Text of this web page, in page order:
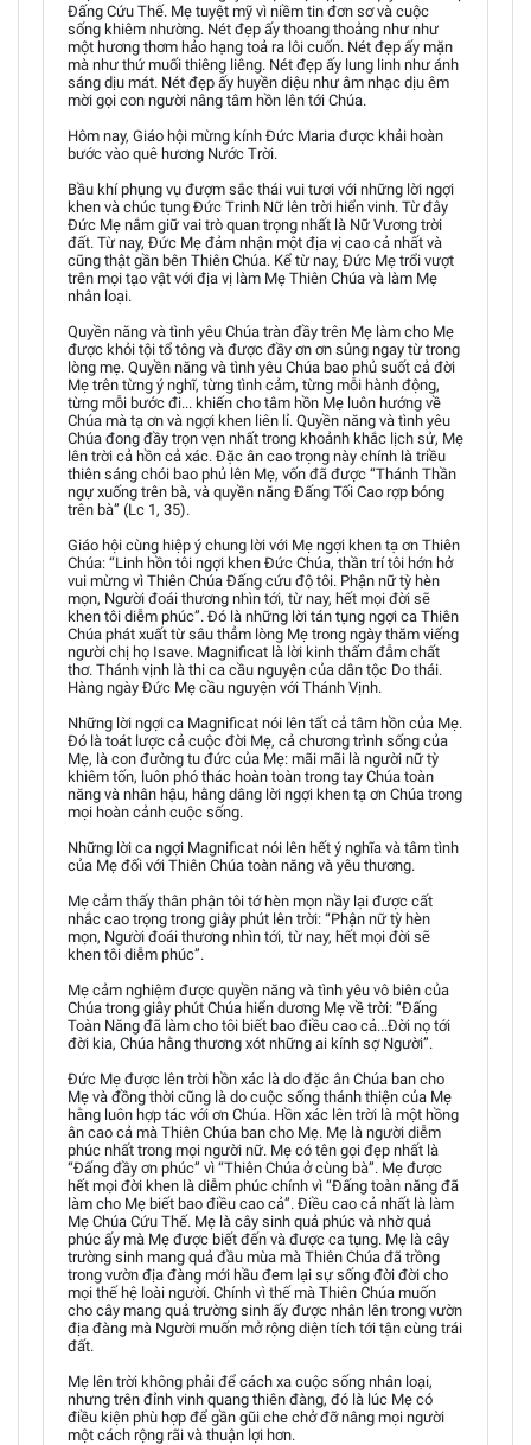
Đấng Cứu Thế. Mẹ tuyệt mỹ vì niềm tin đơn sơ và cuộc
sống khiêm nhường. Nét đẹp ấy thoang thoảng như như
một hương thơm hảo hạng toả ra lôi cuốn. Nét đẹp ấy mặn
mà như thứ muối thiêng liêng. Nét đẹp ấy lung linh như ánh
sáng dịu mát. Nét đẹp ấy huyền diệu như âm nhạc dịu êm
mời gọi con người nâng tâm hồn lên tới Chúa.
Hôm nay, Giáo hội mừng kính Đức Maria được khải hoàn
bước vào quê hương Nước Trời.
Bầu khí phụng vụ đượm sắc thái vui tươi với những lời ngợi
khen và chúc tụng Đức Trinh Nữ lên trời hiển vinh. Từ đây
Đức Mẹ nắm giữ vai trò quan trọng nhất là Nữ Vương trời
đất. Từ nay, Đức Mẹ đảm nhận một địa vị cao cả nhất và
cũng thật gần bên Thiên Chúa. Kể từ nay, Đức Mẹ trổi vượt
trên mọi tạo vật với địa vị làm Mẹ Thiên Chúa và làm Mẹ
nhân loại.
Quyền năng và tình yêu Chúa tràn đầy trên Mẹ làm cho Mẹ
được khỏi tội tổ tông và được đầy ơn ơn sủng ngay từ trong
lòng mẹ. Quyền năng và tình yêu Chúa bao phủ suốt cả đời
Mẹ trên từng ý nghĩ, từng tình cảm, từng mỗi hành động,
từng mỗi bước đi... khiến cho tâm hồn Mẹ luôn hướng về
Chúa mà tạ ơn và ngợi khen liên lỉ. Quyền năng và tình yêu
Chúa đong đầy trọn vẹn nhất trong khoảnh khắc lịch sử, Mẹ
lên trời cả hồn cả xác. Đặc ân cao trọng này chính là triều
thiên sáng chói bao phủ lên Mẹ, vốn đã được “Thánh Thần
ngự xuống trên bà, và quyền năng Đấng Tối Cao rợp bóng
trên bà” (Lc 1, 35).
Giáo hội cùng hiệp ý chung lời với Mẹ ngợi khen tạ ơn Thiên
Chúa: “Linh hồn tôi ngợi khen Đức Chúa, thần trí tôi hớn hở
vui mừng vì Thiên Chúa Đấng cứu độ tôi. Phận nữ tỳ hèn
mọn, Người đoái thương nhìn tới, từ nay, hết mọi đời sẽ
khen tôi diễm phúc”. Đó là những lời tán tụng ngợi ca Thiên
Chúa phát xuất từ sâu thẳm lòng Mẹ trong ngày thăm viếng
người chị họ Isave. Magnificat là lời kinh thấm đẫm chất
thơ. Thánh vịnh là thi ca cầu nguyện của dân tộc Do thái.
Hàng ngày Đức Mẹ cầu nguyện với Thánh Vịnh.
Những lời ngợi ca Magnificat nói lên tất cả tâm hồn của Mẹ.
Đó là toát lược cả cuộc đời Mẹ, cả chương trình sống của
Mẹ, là con đường tu đức của Mẹ: mãi mãi là người nữ tỳ
khiêm tốn, luôn phó thác hoàn toàn trong tay Chúa toàn
năng và nhân hậu, hằng dâng lời ngợi khen tạ ơn Chúa trong
mọi hoàn cảnh cuộc sống.
Những lời ca ngợi Magnificat nói lên hết ý nghĩa và tâm tình
của Mẹ đối với Thiên Chúa toàn năng và yêu thương.
Mẹ cảm thấy thân phận tôi tớ hèn mọn nầy lại được cất
nhắc cao trọng trong giây phút lên trời: “Phận nữ tỳ hèn
mọn, Người đoái thương nhìn tới, từ nay, hết mọi đời sẽ
khen tôi diễm phúc”.
Mẹ cảm nghiệm được quyền năng và tình yêu vô biên của
Chúa trong giây phút Chúa hiển dương Mẹ về trời: “Đấng
Toàn Năng đã làm cho tôi biết bao điều cao cả...Đời nọ tới
đời kia, Chúa hằng thương xót những ai kính sợ Người”.
Đức Mẹ được lên trời hồn xác là do đặc ân Chúa ban cho
Mẹ và đồng thời cũng là do cuộc sống thánh thiện của Mẹ
hằng luôn hợp tác với ơn Chúa. Hồn xác lên trời là một hồng
ân cao cả mà Thiên Chúa ban cho Mẹ. Mẹ là người diễm
phúc nhất trong mọi người nữ. Mẹ có tên gọi đẹp nhất là
“Đấng đầy ơn phúc” vì “Thiên Chúa ở cùng bà”. Mẹ được
hết mọi đời khen là diễm phúc chính vì “Đấng toàn năng đã
làm cho Mẹ biết bao điều cao cả”. Điều cao cả nhất là làm
Mẹ Chúa Cứu Thế. Mẹ là cây sinh quả phúc và nhờ quả
phúc ấy mà Mẹ được biết đến và được ca tụng. Mẹ là cây
trường sinh mang quả đầu mùa mà Thiên Chúa đã trồng
trong vườn địa đàng mới hầu đem lại sự sống đời đời cho
mọi thế hệ loài người. Chính vì thế mà Thiên Chúa muốn
cho cây mang quả trường sinh ấy được nhân lên trong vườn
địa đàng mà Người muốn mở rộng diện tích tới tận cùng trái
đất.
Mẹ lên trời không phải để cách xa cuộc sống nhân loại,
nhưng trên đỉnh vinh quang thiên đàng, đó là lúc Mẹ có
điều kiện phù hợp để gần gũi che chở đỡ nâng mọi người
một cách rộng rãi và thuận lợi hơn.